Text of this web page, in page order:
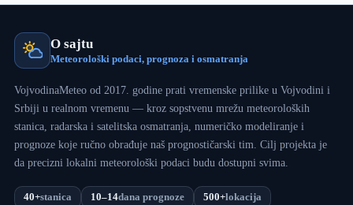
O sajtu
Meteorološki podaci, prognoza i osmatranja
VojvodinaMeteo od 2017. godine prati vremenske prilike u Vojvodini i
Srbiji u realnom vremenu — kroz sopstvenu mrežu meteoroloških
stanica, radarska i satelitska osmatranja, numeričko modeliranje i
prognoze koje ručno obrađuje naš prognostičarski tim. Cilj projekta je
da precizni lokalni meteorološki podaci budu dostupni svima.
40+stanica 10–14dana prognoze 500+lokacija